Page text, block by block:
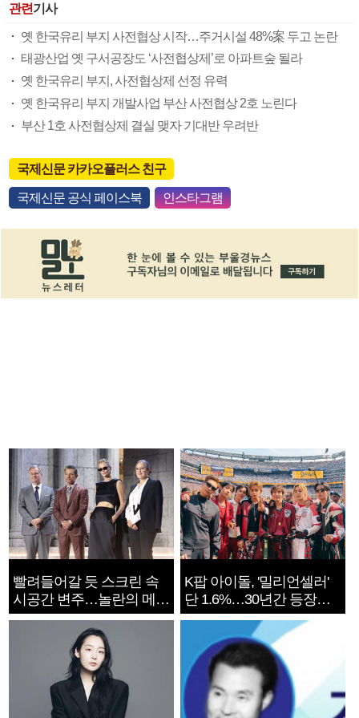
관련기사
옛 한국유리 부지 사전협상 시작…주거시설 48%案 두고 논란
태광산업 옛 구서공장도 ‘사전협상제’로 아파트숲 될라
옛 한국유리 부지, 사전협상제 선정 유력
옛 한국유리 부지 개발사업 부산 사전협상 2호 노린다
부산 1호 사전협상제 결실 맺자 기대반 우려반
국제신문 카카오플러스 친구
국제신문 공식 페이스북 인스타그램
빨려들어갈 듯 스크린 속
시공간 변주…놀란의 메시
지는 ‘전쟁 속죄’
K팝 아이돌, '밀리언셀러'
단 1.6%…30년간 등장
1182개팀 전수조사